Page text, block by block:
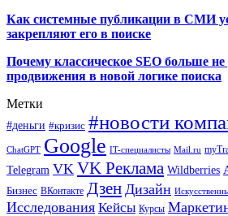
Как системные публикации в СМИ
закрепляют его в поиске
Почему классическое SEO больше не
продвижения в новой логике поиска
Метки
#деньги #кризис #новости
ChatGPT Google IT-специалисты Mail.ru
Telegram VK VK Реклама Wildberries
Бизнес ВКонтакте Дзен Дизайн
Исследования Кейсы Курсы